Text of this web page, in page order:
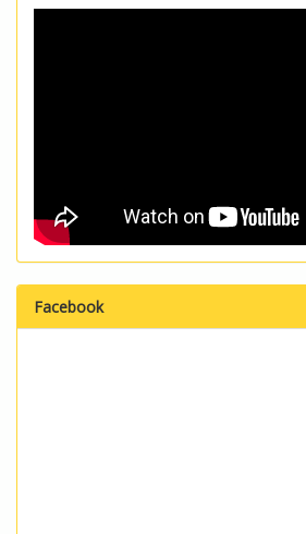
Facebook